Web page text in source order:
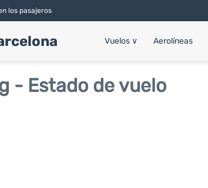
los pasajeros
Vuelos ∨ Aerolíneas
- Estado de vuelo